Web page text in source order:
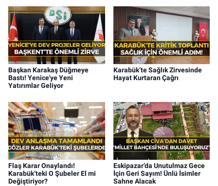
Başkan Karakaş Düğmeye
Bastı! Yenice'ye Yeni
Yatırımlar Geliyor
Karabük’te Sağlık Zirvesinde
Hayat Kurtaran Çağrı
Flaş Karar Onaylandı!
Karabük’teki O Şubeler El mi
Değiştiriyor?
Eskipazar’da Unutulmaz Gece
İçin Geri Sayım! Ünlü İsimler
Sahne Alacak